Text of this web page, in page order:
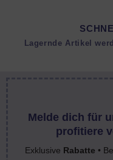
Lagernde Artikel
Melde dich für
profitiere
Exklusive Rabatte •